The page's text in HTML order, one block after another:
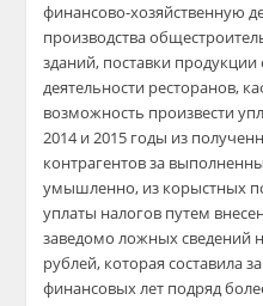
финансово-хозяйственную
производства
зданий, поставки
деятельности ресторанов,
возможность произвести
2014 и 2015 годы из
контрагентов за
умышленно, из корыстных
уплаты налогов путем
заведомо ложных сведений
рублей, которая составила
финансовых лет подряд